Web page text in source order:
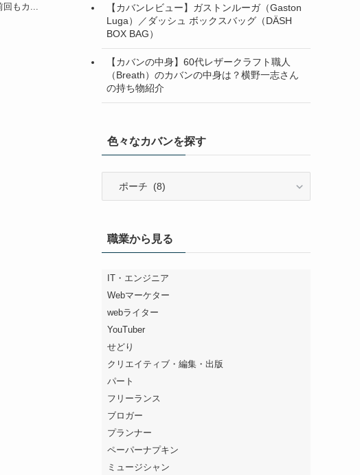
もカ...
【カバンレビュー】ガストンルーガ（Gaston
Luga）／ダッシュ ボックスバッグ（DÄSH
BOX BAG）
【カバンの中身】60代レザークラフト職人
（Breath）のカバンの中身は？横野一志さん
の持ち物紹介
色々なカバンを探す
ン
を
す
職業から見る
IT・エンジニア
Webマーケター
webライター
YouTuber
せどり
クリエイティブ・編集・出版
パート
フリーランス
ブロガー
プランナー
ペーパーナプキン
ミュージシャン